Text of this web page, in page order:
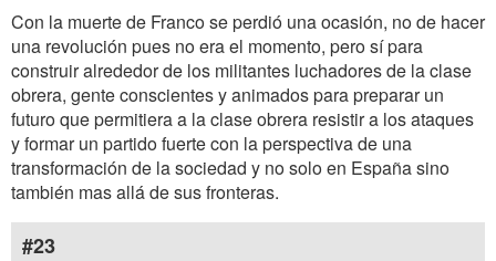
Con la muerte de Franco se perdió una ocasión, no de hacer
una revolución pues no era el momento, pero sí para
construir alrededor de los militantes luchadores de la clase
obrera, gente conscientes y animados para preparar un
futuro que permitiera a la clase obrera resistir a los ataques
y formar un partido fuerte con la perspectiva de una
transformación de la sociedad y no solo en España sino
también mas allá de sus fronteras.
#23